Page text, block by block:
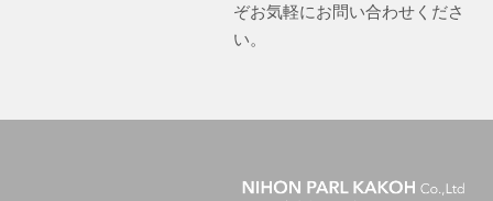
ぞお気軽にお問い合わせくださ
い。